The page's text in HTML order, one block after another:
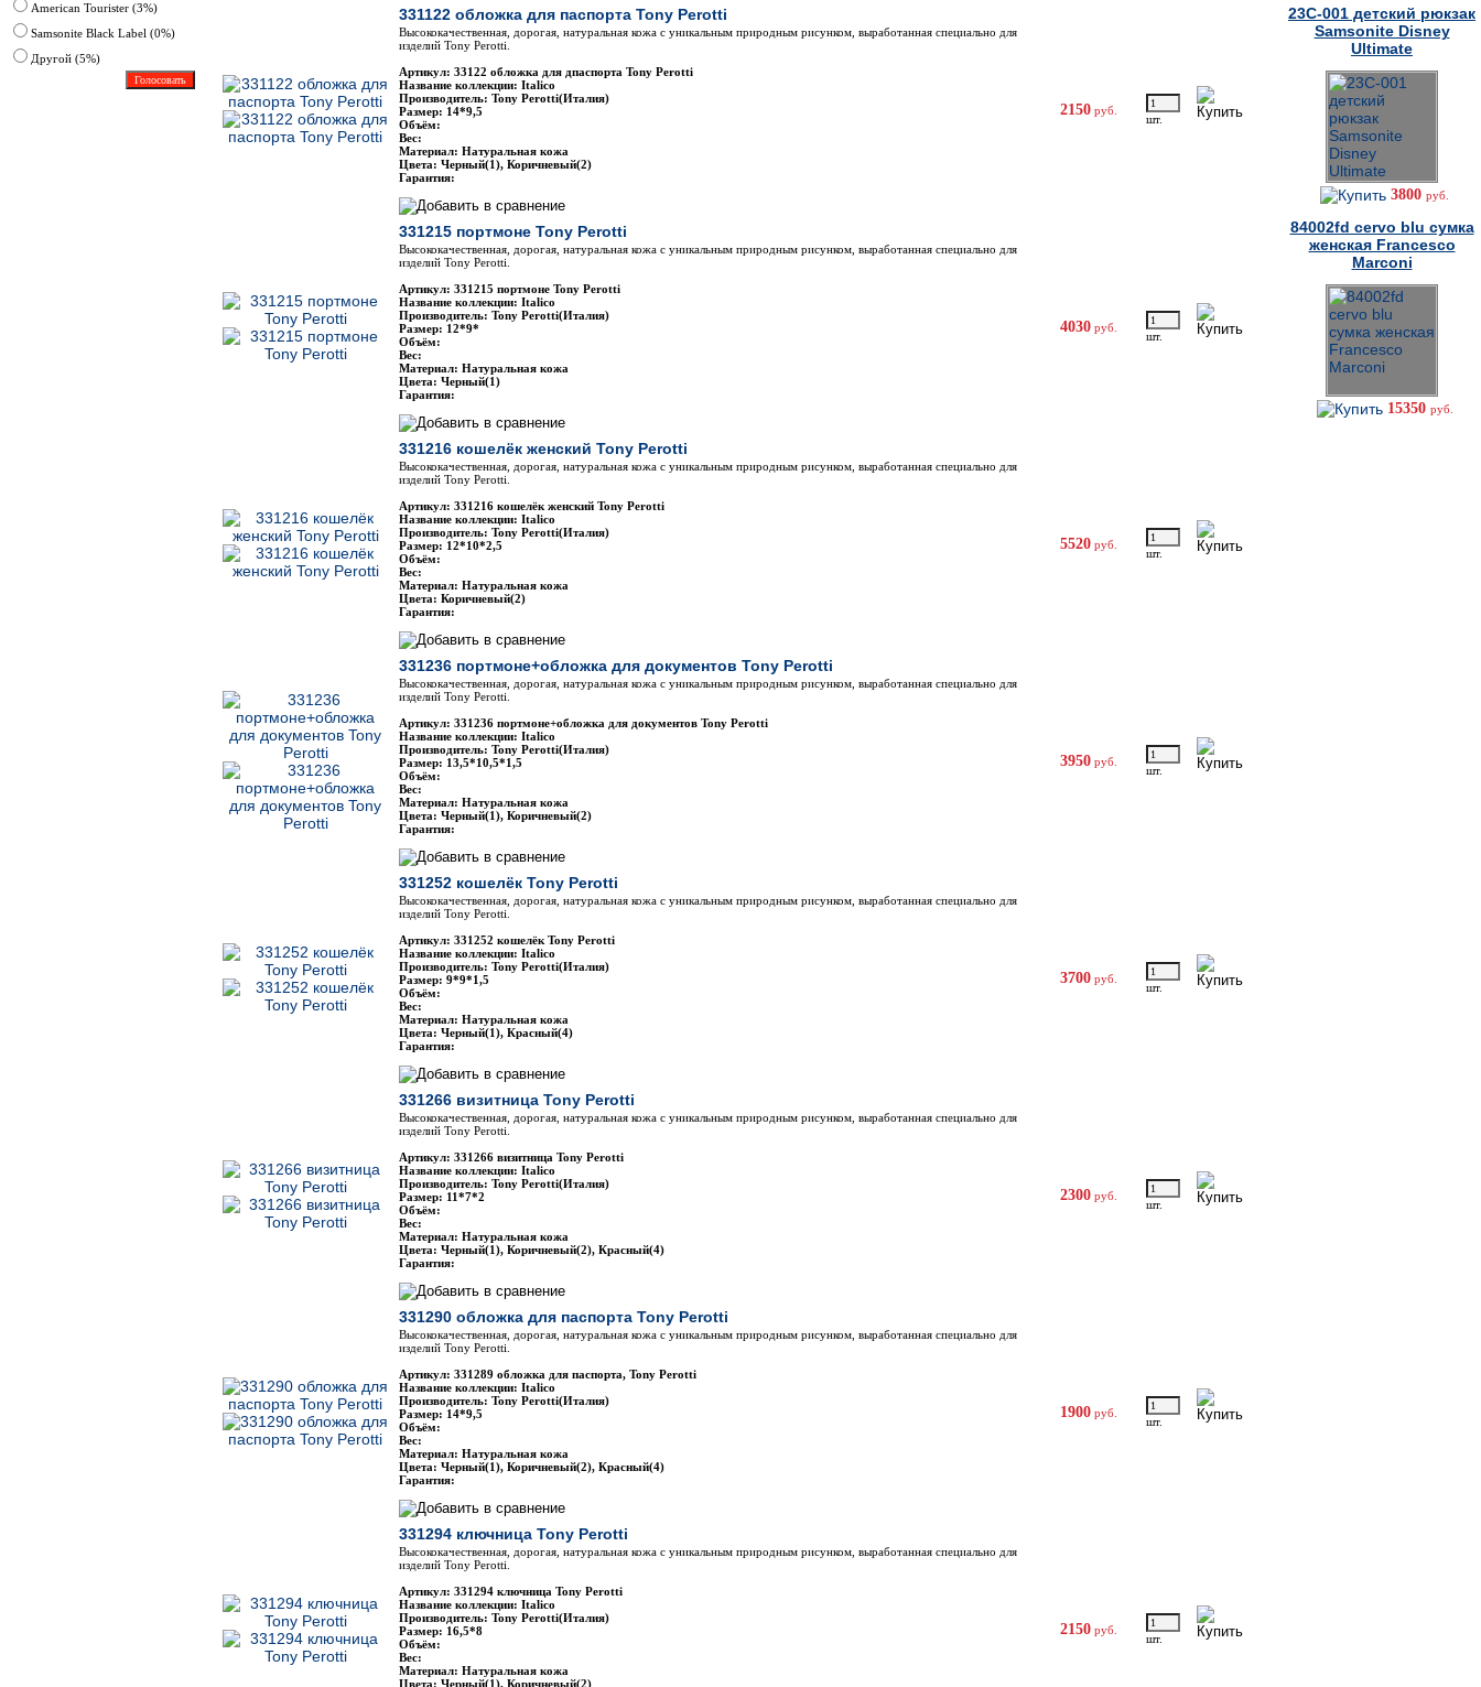
American Tourister (3%)
Samsonite Black Label (0%)
Другoй (5%)
331122 обложка для паспорта Tony Perotti
Высококачественная, дорогая, натуральная кожа с уникальным природным рисунком, выработанная специально для
изделий Tony Perotti.
Артикул: 33122 обложка для дпаспорта Tony Perotti
Название коллекции: Italico
Производитель: Tony Perotti(Италия)
Размер: 14*9,5
Объём:
Вес:
Материал: Натуральная кожа
Цвета: Черный(1), Коричневый(2)
Гарантия:
2150 руб.
шт.
331215 портмоне Tony Perotti
Высококачественная, дорогая, натуральная кожа с уникальным природным рисунком, выработанная специально для
изделий Tony Perotti.
Артикул: 331215 портмоне Tony Perotti
Название коллекции: Italico
Производитель: Tony Perotti(Италия)
Размер: 12*9*
Объём:
Вес:
Материал: Натуральная кожа
Цвета: Черный(1)
Гарантия:
4030 руб.
шт.
331216 кошелёк женский Tony Perotti
Высококачественная, дорогая, натуральная кожа с уникальным природным рисунком, выработанная специально для
изделий Tony Perotti.
Артикул: 331216 кошелёк женский Tony Perotti
Название коллекции: Italico
Производитель: Tony Perotti(Италия)
Размер: 12*10*2,5
Объём:
Вес:
Материал: Натуральная кожа
Цвета: Коричневый(2)
Гарантия:
5520 руб.
шт.
331236 портмоне+обложка для документов Tony Perotti
Высококачественная, дорогая, натуральная кожа с уникальным природным рисунком, выработанная специально для
изделий Tony Perotti.
Артикул: 331236 портмоне+обложка для документов Tony Perotti
Название коллекции: Italico
Производитель: Tony Perotti(Италия)
Размер: 13,5*10,5*1,5
Объём:
Вес:
Материал: Натуральная кожа
Цвета: Черный(1), Коричневый(2)
Гарантия:
3950 руб.
шт.
331252 кошелёк Tony Perotti
Высококачественная, дорогая, натуральная кожа с уникальным природным рисунком, выработанная специально для
изделий Tony Perotti.
Артикул: 331252 кошелёк Tony Perotti
Название коллекции: Italico
Производитель: Tony Perotti(Италия)
Размер: 9*9*1,5
Объём:
Вес:
Материал: Натуральная кожа
Цвета: Черный(1), Красный(4)
Гарантия:
3700 руб.
шт.
331266 визитница Tony Perotti
Высококачественная, дорогая, натуральная кожа с уникальным природным рисунком, выработанная специально для
изделий Tony Perotti.
Артикул: 331266 визитница Tony Perotti
Название коллекции: Italico
Производитель: Tony Perotti(Италия)
Размер: 11*7*2
Объём:
Вес:
Материал: Натуральная кожа
Цвета: Черный(1), Коричневый(2), Красный(4)
Гарантия:
2300 руб.
шт.
331290 обложка для паспорта Tony Perotti
Высококачественная, дорогая, натуральная кожа с уникальным природным рисунком, выработанная специально для
изделий Tony Perotti.
Артикул: 331289 обложка для паспорта, Tony Perotti
Название коллекции: Italico
Производитель: Tony Perotti(Италия)
Размер: 14*9,5
Объём:
Вес:
Материал: Натуральная кожа
Цвета: Черный(1), Коричневый(2), Красный(4)
Гарантия:
1900 руб.
шт.
331294 ключница Tony Perotti
Высококачественная, дорогая, натуральная кожа с уникальным природным рисунком, выработанная специально для
изделий Tony Perotti.
Артикул: 331294 ключница Tony Perotti
Название коллекции: Italico
Производитель: Tony Perotti(Италия)
Размер: 16,5*8
Объём:
Вес:
Материал: Натуральная кожа
Цвета: Черный(1), Коричневый(2)
2150 руб.
шт.
23C-001 детский рюкзак
Samsonite Disney
Ultimate
3800 руб.
84002fd cervo blu сумка
женская Francesco
Marconi
15350 руб.